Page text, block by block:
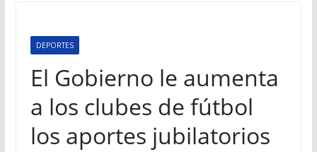
DEPORTES
El Gobierno le aumenta
a los clubes de fútbol
los aportes jubilatorios